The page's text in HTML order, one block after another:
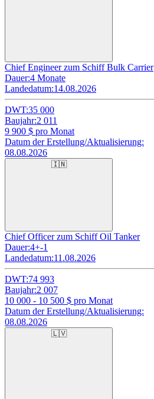
Chief Engineer zum Schiff Bulk Carrier
Dauer:4 Monate
Landedatum:14.08.2026
DWT:35 000
Baujahr:2 011
9 900 $ pro Monat
Datum der Erstellung/Aktualisierung:
08.08.2026
🇮🇳
Chief Officer zum Schiff Oil Tanker
Dauer:4+-1
Landedatum:11.08.2026
DWT:74 993
Baujahr:2 007
10 000 - 10 500 $ pro Monat
Datum der Erstellung/Aktualisierung:
08.08.2026
🇱🇻